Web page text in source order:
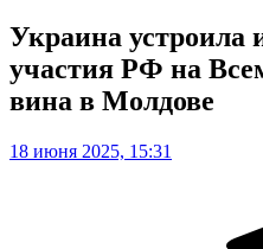
Украина устроила
участия РФ на
вина в Молдове
18 июня 2025, 15:31